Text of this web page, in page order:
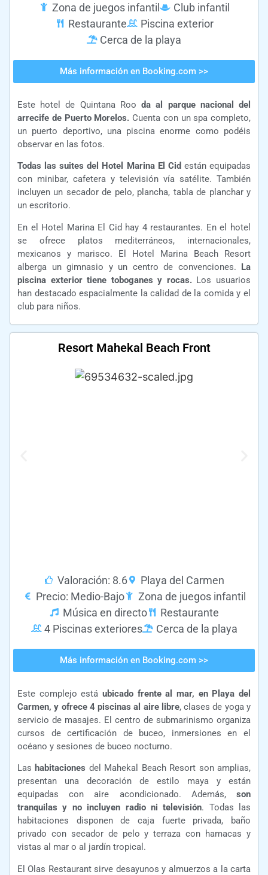
Zona de juegos infantil
Club infantil
Restaurante
Piscina exterior
Cerca de la playa
Más información en Booking.com >>
Este hotel de Quintana Rooda al parque nacional del
arrecife de Puerto Morelos. Cuenta con un spa completo,
un puerto deportivo, una piscina enorme como podéis
observar en las fotos.
Todas las suites del Hotel Marina El Cid están equipadas
con minibar, cafetera y televisión vía satélite. También
incluyen un secador de pelo, plancha, tabla de planchar y
un escritorio.
En el Hotel Marina El Cid hay 4 restaurantes. En el hotel
se ofrece platos mediterráneos, internacionales,
mexicanos y marisco. El Hotel Marina Beach Resort
alberga un gimnasio y un centro de convenciones. La
piscina exterior tiene toboganes y rocas.Los usuarios
han destacado espacialmente la calidad de la comida y el
club para niños.
Resort Mahekal Beach Front
Valoración: 8.6
Playa del Carmen
Precio: Medio-Bajo
Zona de juegos infantil
Música en directo
Restaurante
4 Piscinas exteriores
Cerca de la playa
Más información en Booking.com >>
Este complejo está ubicado frente al mar, en Playa del
Carmen, y ofrece 4 piscinas al aire libre, clases de yoga y
servicio de masajes. El centro de submarinismo organiza
cursos de certificación de buceo, inmersiones en el
océano y sesiones de buceo nocturno.
Las habitaciones del Mahekal Beach Resort son amplias,
presentan una decoración de estilo maya y están
equipadas con aire acondicionado. Además, son
tranquilas y no incluyen radio ni televisión. Todas las
habitaciones disponen de caja fuerte privada, baño
privado con secador de pelo y terraza con hamacas y
vistas al mar o al jardín tropical.
El Olas Restaurant sirve desayunos y almuerzos a la carta